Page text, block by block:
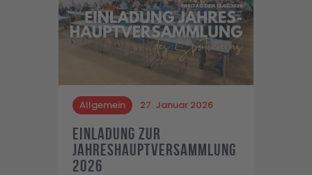
Allgemein 27. Januar 2026
Einladung zur
Jahreshauptversammlung
2026